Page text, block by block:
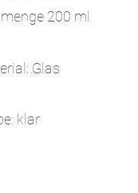
200 ml
Glas
klar